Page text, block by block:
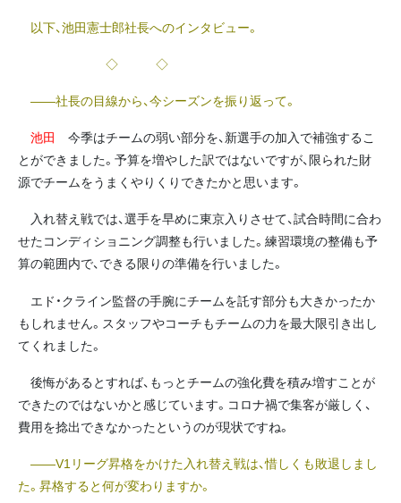
以下、池田憲士郎社長へのインタビュー。
◇ ◇
――社長の目線から、今シーズンを振り返って。
池田 今季はチームの弱い部分を、新選手の加入で補強するこ
とができました。予算を増やした訳ではないですが、限られた財
源でチームをうまくやりくりできたかと思います。
入れ替え戦では、選手を早めに東京入りさせて、試合時間に合わ
せたコンディショニング調整も行いました。練習環境の整備も予
算の範囲内で、できる限りの準備を行いました。
エド・クライン監督の手腕にチームを託す部分も大きかったか
もしれません。スタッフやコーチもチームの力を最大限引き出し
てくれました。
後悔があるとすれば、もっとチームの強化費を積み増すことが
できたのではないかと感じています。コロナ禍で集客が厳しく、
費用を捻出できなかったというのが現状ですね。
――V1リーグ昇格をかけた入れ替え戦は、惜しくも敗退しまし
た。昇格すると何が変わりますか。